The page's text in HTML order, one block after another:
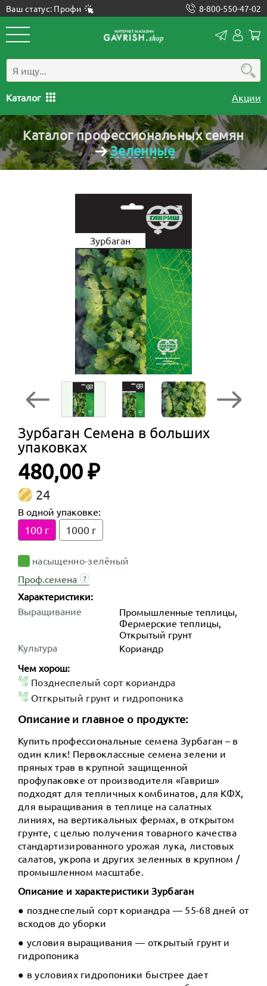
Ваш статус: Профи 8-800-550-47-02
Каталог Акции
Каталог профессиональных семян
Зеленные
Зурбаган
Зурбаган Семена в больших
упаковках
480,00 ₽
24
В одной упаковке:
100 г 1000 г
насыщенно-зелёный
Проф.семена
?
Характеристики:
Выращивание
Промышленные теплицы,
Фермерские теплицы,
Открытый грунт
Культура
Кориандр
Чем хорош:
Позднеспелый сорт кориандра
Отгкрытый грунт и гидропоника
Описание и главное о продукте:
Купить профессиональные семена Зурбаган – в
один клик! Первоклассные семена зелени и
пряных трав в крупной защищенной
профупаковке от производителя «Гавриш»
подходят для тепличных комбинатов, для КФХ,
для выращивания в теплице на салатных
линиях, на вертикальных фермах, в открытом
грунте, с целью получения товарного качества
стандартизированного урожая лука, листовых
салатов, укропа и других зеленных в крупном /
промышленном масштабе.
Описание и характеристики Зурбаган
● позднеспелый сорт кориандра — 55-68 дней от
всходов до уборки
● условия выращивания — открытый грунт и
гидропоника
● в условиях гидропоники быстрее дает